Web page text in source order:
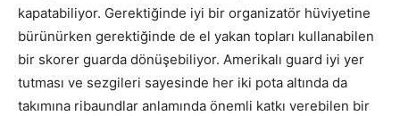
kapatabiliyor. Gerektiğinde iyi bir organizatör hüviyetine
bürünürken gerektiğinde de el yakan topları kullanabilen
bir skorer guarda dönüşebiliyor. Amerikalı guard iyi yer
tutması ve sezgileri sayesinde her iki pota altında da
takımına ribaundlar anlamında önemli katkı verebilen bir